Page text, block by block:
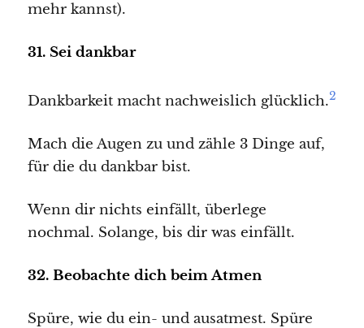
mehr kannst).
31. Sei dankbar
Dankbarkeit macht nachweislich glücklich.2
Mach die Augen zu und zähle 3 Dinge auf,
für die du dankbar bist.
Wenn dir nichts einfällt, überlege
nochmal. Solange, bis dir was einfällt.
32. Beobachte dich beim Atmen
Spüre, wie du ein- und ausatmest. Spüre